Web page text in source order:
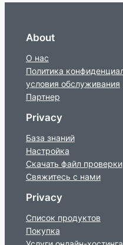
About
О нас
Политика
условия обслуживания
Партнер
Privacy
База знаний
Настройка
Скачать файл проверки
Свяжитесь с нами
Privacy
Список продуктов
Покупка